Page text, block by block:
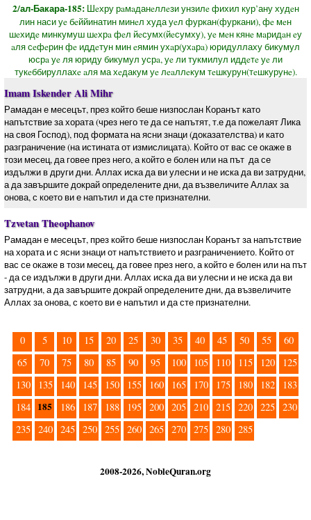
2/ал-Бакара-185: Шeхру рaмaданeллeзи унзилe фихил кур’ану худeн
лин наси уe бeййинатин минeл худа уeл фуркан(фуркани), фe мeн
шeхидe минкумуш шeхрa фeл йeсумх(йeсумху), уe мeн кянe мaридaн eу
aля сeфeрин фe иддeтун мин eямин ухaр(ухaрa) юридуллаху бикумул
юсрa уe ля юриду бикумул усрa, уe ли тукмилул иддeтe уe ли
тукeббируллахe aля ма хeдакум уe лeaллeкум тeшкурун(тeшкурунe).
Imam Iskender Ali Mihr
Рамадан е месецът, през който беше низпослан Коранът като
напътствие за хората (чрез него те да се напътят, т.е да пожелаят Лика
на своя Господ), под формата на ясни знаци (доказателства) и като
разграничение (на истината от измислицата). Който от вас се окаже в
този месец, да говее през него, а който е болен или на път ­ да се
издължи в други дни. Аллах иска да ви улесни и не иска да ви затрудни,
а да завършите докрай определените дни, да възвеличите Аллах за
онова, с което ви е напътил и да сте признателни.
Tzvetan Theophanov
Рамадан е месецът, през който беше низпослан Коранът за напътствие
на хората и с ясни знаци от напътствието и разграничението. Който от
вас се окаже в този месец, да говее през него, а който е болен или на път
- да се издължи в други дни. Аллах иска да ви улесни и не иска да ви
затрудни, а да завършите докрай определените дни, да възвеличите
Аллах за онова, с което ви е напътил и да сте признателни.
0 5 10 15 20 25 30 35 40 45 50 55
60
65
70 75 80 85 90 95 100 105 110 115 120
125
130
135 140 145 150 155 160 165 170 175 180 182
183
184 185 186 187 188 195 200 205 210 215 220 225 230
235 240 245 250 255 260 265 270 275 280 285
2008-2026, NobleQuran.org